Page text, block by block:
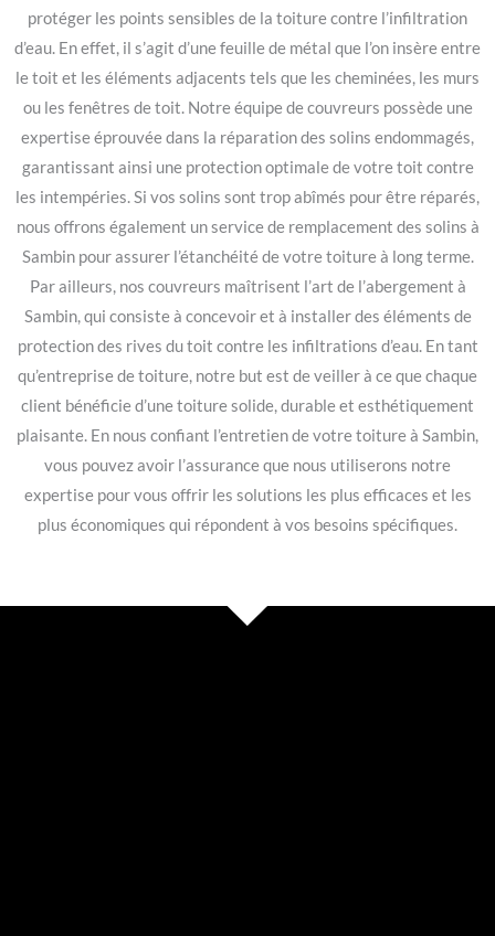
protéger les points sensibles de la toiture contre l’infiltration
d’eau. En effet, il s’agit d’une feuille de métal que l’on insère entre
le toit et les éléments adjacents tels que les cheminées, les murs
ou les fenêtres de toit. Notre équipe de couvreurs possède une
expertise éprouvée dans la réparation des solins endommagés,
garantissant ainsi une protection optimale de votre toit contre
les intempéries. Si vos solins sont trop abîmés pour être réparés,
nous offrons également un service de remplacement des solins à
Sambin pour assurer l’étanchéité de votre toiture à long terme.
Par ailleurs, nos couvreurs maîtrisent l’art de l’abergement à
Sambin, qui consiste à concevoir et à installer des éléments de
protection des rives du toit contre les infiltrations d’eau. En tant
qu’entreprise de toiture, notre but est de veiller à ce que chaque
client bénéficie d’une toiture solide, durable et esthétiquement
plaisante. En nous confiant l’entretien de votre toiture à Sambin,
vous pouvez avoir l’assurance que nous utiliserons notre
expertise pour vous offrir les solutions les plus efficaces et les
plus économiques qui répondent à vos besoins spécifiques.